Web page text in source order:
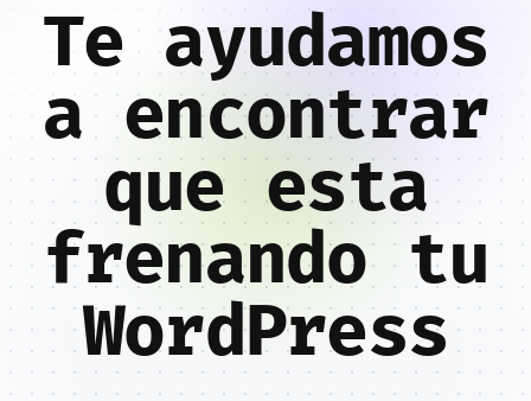
Te ayudamos
a encontrar
que esta
frenando tu
WordPress